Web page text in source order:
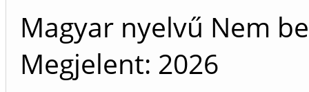
Magyar nyelvű Nem
Megjelent: 2026